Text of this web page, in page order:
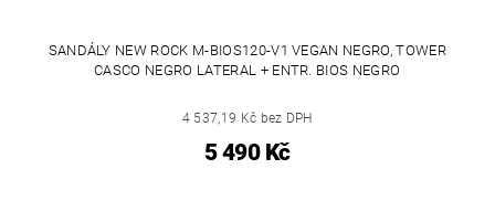
SANDÁLY NEW ROCK M-BIOS120-V1 VEGAN NEGRO, TOWER
CASCO NEGRO LATERAL + ENTR. BIOS NEGRO
4 537,19 Kč bez DPH
5 490 Kč